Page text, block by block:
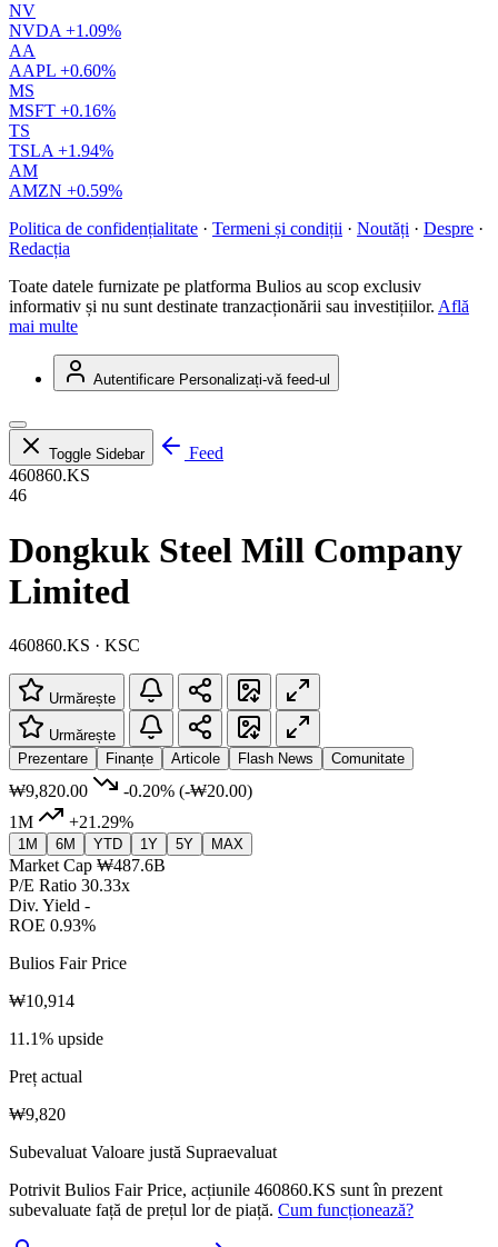
NV
NVDA +1.09%
AA
AAPL +0.60%
MS
MSFT +0.16%
TS
TSLA +1.94%
AM
AMZN +0.59%
Politica de confidențialitate · Termeni și condiții · Noutăți · Despre ·
Redacția
Toate datele furnizate pe platforma Bulios au scop exclusiv
informativ și nu sunt destinate tranzacționării sau investițiilor. Află
mai multe
Autentificare Personalizați-vă feed-ul
Toggle Sidebar
Feed
460860.KS
46
Dongkuk Steel Mill Company
Limited
460860.KS · KSC
Urmărește
Urmărește
Prezentare
Finanțe Articole Flash News Comunitate
₩9,820.00 -0.20% (-₩20.00)
1M
+21.29%
1M 6M YTD 1Y 5Y MAX
Market Cap ₩487.6B
P/E Ratio 30.33x
Div. Yield -
ROE 0.93%
Bulios Fair Price
₩10,914
11.1% upside
Preț actual
₩9,820
Subevaluat Valoare justă Supraevaluat
Potrivit Bulios Fair Price, acțiunile 460860.KS sunt în prezent
subevaluate față de prețul lor de piață. Cum funcționează?